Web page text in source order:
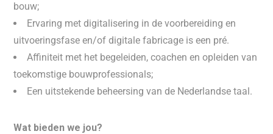
bouw;
Ervaring met digitalisering in de voorbereiding en
uitvoeringsfase en/of digitale fabricage is een pré.
Affiniteit met het begeleiden, coachen en opleiden van
toekomstige bouwprofessionals;
Een uitstekende beheersing van de Nederlandse taal.
Wat bieden we jou?